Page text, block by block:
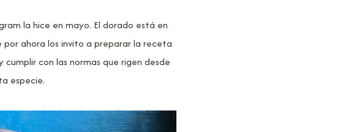
la hice en mayo. El dorado está en
ahora los invito a preparar la receta
con las normas que rigen desde
especie.